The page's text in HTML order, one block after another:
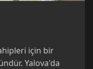
için bir
Yalova'da